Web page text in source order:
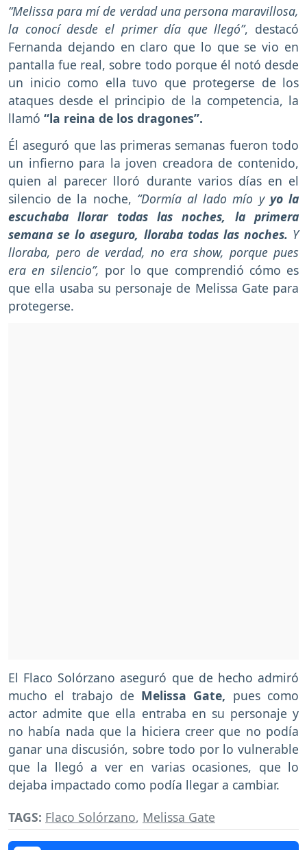
“Melissa para mí de verdad una persona maravillosa,
la conocí desde el primer día que llegó”, destacó
Fernanda dejando en claro que lo que se vio en
pantalla fue real, sobre todo porque él notó desde
un inicio como ella tuvo que protegerse de los
ataques desde el principio de la competencia, la
llamó “la reina de los dragones”.
Él aseguró que las primeras semanas fueron todo
un infierno para la joven creadora de contenido,
quien al parecer lloró durante varios días en el
silencio de la noche, “Dormía al lado mío yyo la
escuchaba llorar todas las noches, la primera
semana se lo aseguro, lloraba todas las noches. Y
lloraba, pero de verdad, no era show, porque pues
era en silencio”, por lo que comprendió cómo es
que ella usaba su personaje de Melissa Gate para
protegerse.
El Flaco Solórzano aseguró que de hecho admiró
mucho el trabajo de Melissa Gate, pues como
actor admite que ella entraba en su personaje y
no había nada que la hiciera creer que no podía
ganar una discusión, sobre todo por lo vulnerable
que la llegó a ver en varias ocasiones, que lo
dejaba impactado como podía llegar a cambiar.
TAGS: Flaco Solórzano, Melissa Gate